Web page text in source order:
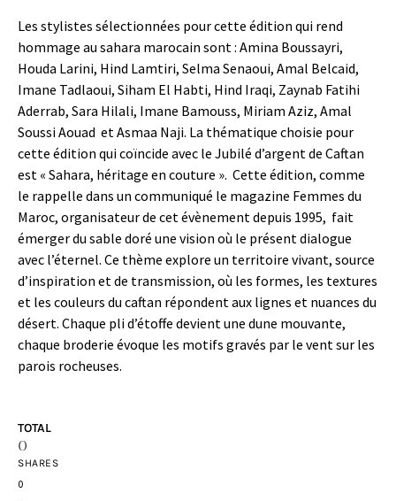
Les stylistes sélectionnées pour cette édition qui rend
hommage au sahara marocain sont : Amina Boussayri,
Houda Larini, Hind Lamtiri, Selma Senaoui, Amal Belcaid,
Imane Tadlaoui, Siham El Habti, Hind Iraqi, Zaynab Fatihi
Aderrab, Sara Hilali, Imane Bamouss, Miriam Aziz, Amal
Soussi Aouad et Asmaa Naji. La thématique choisie pour
cette édition qui coïncide avec le Jubilé d’argent de Caftan
est « Sahara, héritage en couture ». Cette édition, comme
le rappelle dans un communiqué le magazine Femmes du
Maroc, organisateur de cet évènement depuis 1995, fait
émerger du sable doré une vision où le présent dialogue
avec l’éternel. Ce thème explore un territoire vivant, source
d’inspiration et de transmission, où les formes, les textures
et les couleurs du caftan répondent aux lignes et nuances du
désert. Chaque pli d’étoffe devient une dune mouvante,
chaque broderie évoque les motifs gravés par le vent sur les
parois rocheuses.
TOTAL
0
SHARES
0